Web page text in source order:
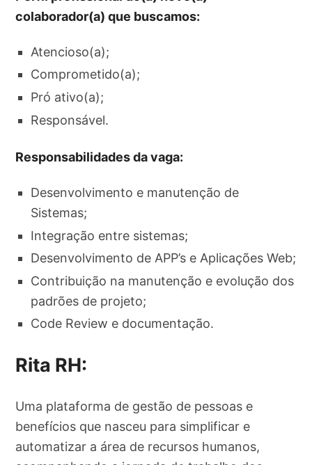
colaborador(a) que buscamos:
Atencioso(a);
Comprometido(a);
Pró ativo(a);
Responsável.
Responsabilidades da vaga:
Desenvolvimento e manutenção de
Sistemas;
Integração entre sistemas;
Desenvolvimento de APP’s e Aplicações Web;
Contribuição na manutenção e evolução dos
padrões de projeto;
Code Review e documentação.
Rita RH:
Uma plataforma de gestão de pessoas e
benefícios que nasceu para simplificar e
automatizar a área de recursos humanos,